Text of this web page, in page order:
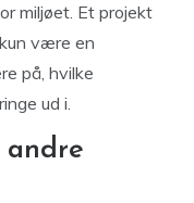
miljøet. Et projekt
være en
på, hvilke
ud i.
andre